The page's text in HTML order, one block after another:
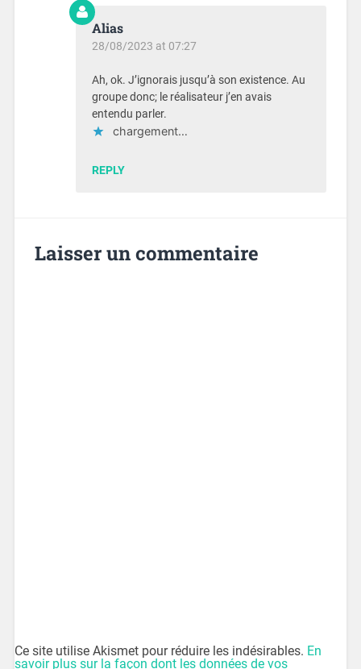
Alias
28/08/2023 at 07:27
Ah, ok. J’ignorais jusqu’à son existence. Au
groupe donc; le réalisateur j’en avais
entendu parler.
chargement…
REPLY
Laisser un commentaire
Ce site utilise Akismet pour réduire les indésirables. En
savoir plus sur la façon dont les données de vos